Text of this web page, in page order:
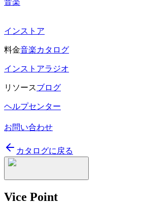
音楽
インストア
料金音楽カタログ
インストアラジオ
リソースブログ
ヘルプセンター
お問い合わせ
カタログに戻る
Vice Point